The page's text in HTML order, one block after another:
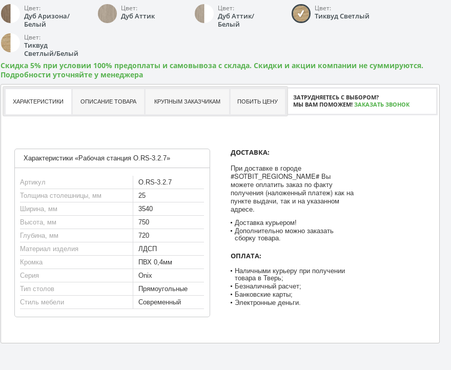
Цвет:
Дуб Аризона/
Белый
Цвет:
Дуб Аттик
Цвет:
Дуб Аттик/
Белый
Цвет:
Тиквуд Светлый
Цвет:
Тиквуд
Светлый/Белый
Скидка 5% при условии 100% предоплаты и самовывоза с склада. Скидки и акции компании не суммируются.
Подробности уточняйте у менеджера
ХАРАКТЕРИСТИКИ ОПИСАНИЕ ТОВАРА КРУПНЫМ ЗАКАЗЧИКАМ ПОБИТЬ ЦЕНУ
ЗАТРУДНЯЕТЕСЬ С ВЫБОРОМ?
МЫ ВАМ ПОМОЖЕМ! ЗАКАЗАТЬ ЗВОНОК
Характеристики «Рабочая станция O.RS-3.2.7»
Артикул
O.RS-3.2.7
Толщина столешницы, мм
25
Ширина, мм
3540
Высота, мм
750
Глубина, мм
720
Материал изделия
ЛДСП
Кромка
ПВХ 0,4мм
Серия
Onix
Тип столов
Прямоугольные
Стиль мебели
Современный
ДОСТАВКА:
При доставке в городе
#SOTBIT_REGIONS_NAME# Вы
можете оплатить заказ по факту
получения (наложенный платеж) как на
пункте выдачи, так и на указанном
адресе.
Доставка курьером!
Дополнительно можно заказать
сборку товара.
ОПЛАТА:
Наличными курьеру при получении
товара в Тверь;
Безналичный расчет;
Банковские карты;
Электронные деньги.